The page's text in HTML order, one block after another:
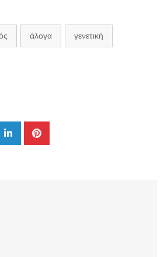
άλογα γενετική
LinkedInPinterest